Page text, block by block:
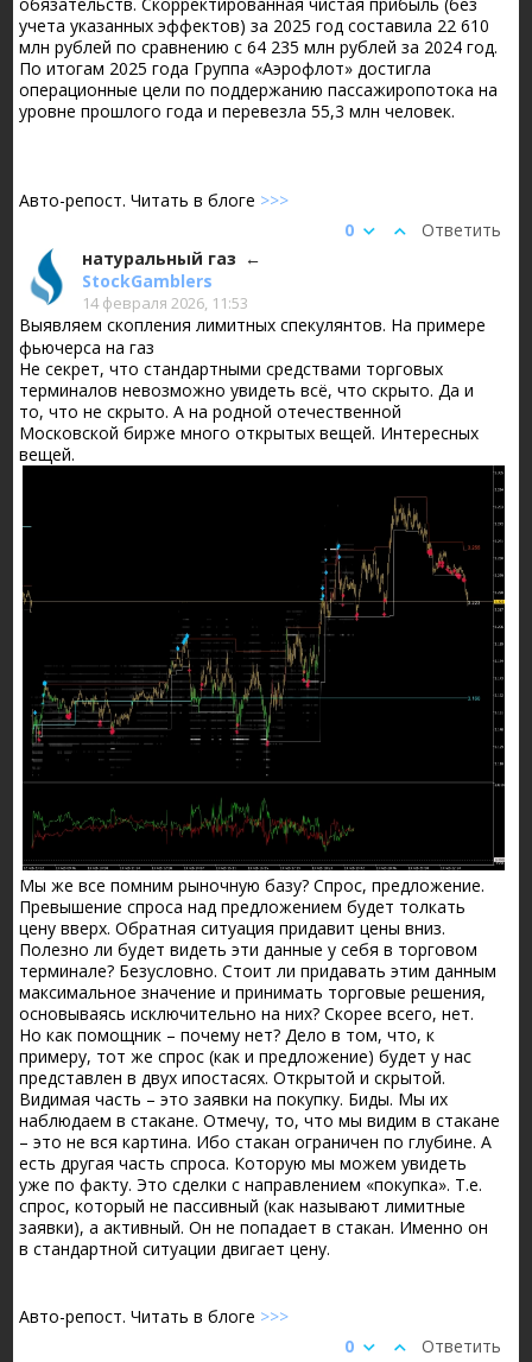
учета указанных эффектов) за 2025 год составила 22 610
млн рублей по сравнению с 64 235 млн рублей за 2024 год.
По итогам 2025 года Группа «Аэрофлот» достигла
операционные цели по поддержанию пассажиропотока на
уровне прошлого года и перевезла 55,3 млн человек.
Авто-репост. Читать в блоге >>>
Ответить
0
натуральный газ
StockGamblers
14 февраля 2026, 11:53
Выявляем скопления лимитных спекулянтов. На примере
фьючерса на газ
Не секрет, что стандартными средствами торговых
терминалов невозможно увидеть всё, что скрыто. Да и
то, что не скрыто. А на родной отечественной
Московской бирже много открытых вещей. Интересных
вещей.
Мы же все помним рыночную базу? Спрос, предложение.
Превышение спроса над предложением будет толкать
цену вверх. Обратная ситуация придавит цены вниз.
Полезно ли будет видеть эти данные у себя в торговом
терминале? Безусловно. Стоит ли придавать этим данным
максимальное значение и принимать торговые решения,
основываясь исключительно на них? Скорее всего, нет.
Но как помощник – почему нет? Дело в том, что, к
примеру, тот же спрос (как и предложение) будет у нас
представлен в двух ипостасях. Открытой и скрытой.
Видимая часть – это заявки на покупку. Биды. Мы их
наблюдаем в стакане. Отмечу, то, что мы видим в стакане
– это не вся картина. Ибо стакан ограничен по глубине. А
есть другая часть спроса. Которую мы можем увидеть
уже по факту. Это сделки с направлением «покупка». Т.е.
спрос, который не пассивный (как называют лимитные
заявки), а активный. Он не попадает в стакан. Именно он
в стандартной ситуации двигает цену.
Авто-репост. Читать в блоге >>>
Ответить
0